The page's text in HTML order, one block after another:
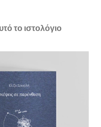
το ιστολόγιο